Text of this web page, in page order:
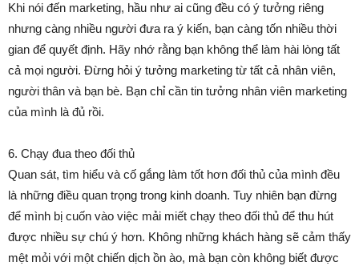
Khi nói đến marketing, hầu như ai cũng đều có ý tưởng riêng
nhưng càng nhiều người đưa ra ý kiến, bạn càng tốn nhiều thời
gian để quyết định. Hãy nhớ rằng bạn không thể làm hài lòng tất
cả mọi người. Đừng hỏi ý tưởng marketing từ tất cả nhân viên,
người thân và bạn bè. Bạn chỉ cần tin tưởng nhân viên marketing
của mình là đủ rồi.
6. Chạy đua theo đối thủ
Quan sát, tìm hiểu và cố gắng làm tốt hơn đối thủ của mình đều
là những điều quan trọng trong kinh doanh. Tuy nhiên bạn đừng
để mình bị cuốn vào việc mải miết chạy theo đối thủ để thu hút
được nhiều sự chú ý hơn. Không những khách hàng sẽ cảm thấy
mệt mỏi với một chiến dịch ồn ào, mà bạn còn không biết được